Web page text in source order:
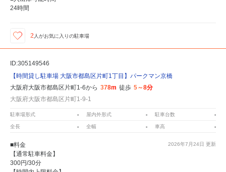
24時間
2 人がお気に入りの駐車場
ID:305149546
【時間貸し駐車場 大阪市都島区片町1丁目】パークマン京橋
大阪府大阪市都島区片町1-6から 378m 徒歩 5～8分
大阪府大阪市都島区片町1-9-1
駐車場形式 - 屋内外形式 - 駐車台数 -
全長 - 全幅 - 車高 -
2026年7月24日 更新
■料金
【通常駐車料金】
300円/30分